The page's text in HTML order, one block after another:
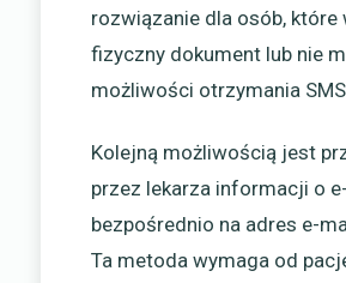
rozwiązanie dla osób, które
fizyczny dokument lub nie
możliwości otrzymania
Kolejną możliwością jest
przez lekarza informacji o
bezpośrednio na adres e-
Ta metoda wymaga od